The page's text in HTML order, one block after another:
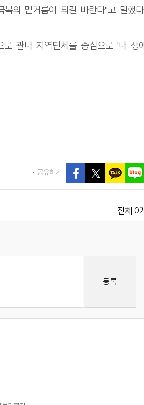
의 밑거름이 되길 바란다"고 말했
관내 지역단체를 중심으로 '내 생
공유하기
전체 0
등록